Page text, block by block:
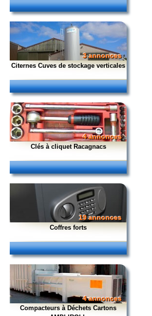
3 annonces
Citernes Cuves de stockage verticales
4 annonces
Clés à cliquet Racagnacs
19 annonces
Coffres forts
4 annonces
Compacteurs à Déchets Cartons